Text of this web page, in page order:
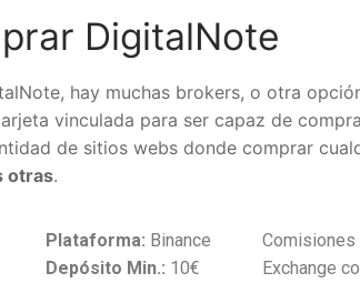
DigitalNote
hay muchas brokers, o otra
vinculada para ser capaz de
de sitios webs donde comprar
.
Plataforma:Binance
Depósito Min.:10€
Comisiones
Exchange